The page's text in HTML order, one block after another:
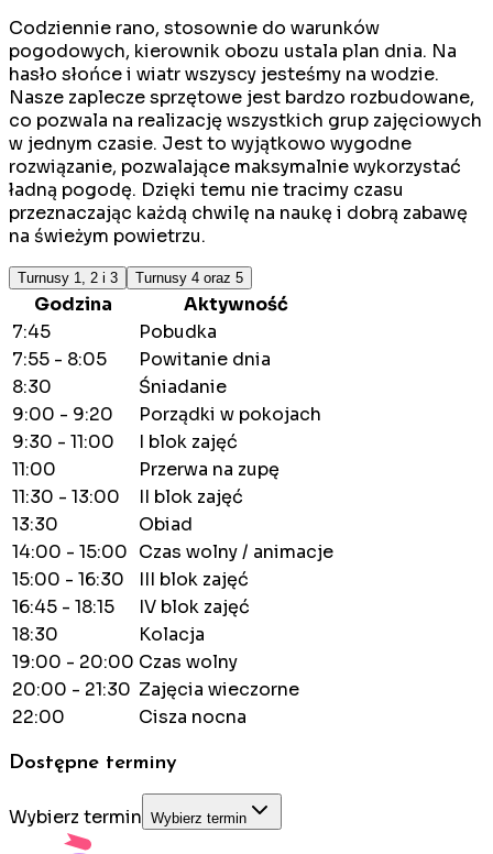
Codziennie rano, stosownie do warunków
pogodowych, kierownik obozu ustala plan dnia. Na
hasło słońce i wiatr wszyscy jesteśmy na wodzie.
Nasze zaplecze sprzętowe jest bardzo rozbudowane,
co pozwala na realizację wszystkich grup zajęciowych
w jednym czasie. Jest to wyjątkowo wygodne
rozwiązanie, pozwalające maksymalnie wykorzystać
ładną pogodę. Dzięki temu nie tracimy czasu
przeznaczając każdą chwilę na naukę i dobrą zabawę
na świeżym powietrzu.
Turnusy 1, 2 i 3 Turnusy 4 oraz 5
Godzina
Aktywność
7:45
Pobudka
7:55 - 8:05
Powitanie dnia
8:30
Śniadanie
9:00 - 9:20
Porządki w pokojach
9:30 - 11:00
I blok zajęć
11:00
Przerwa na zupę
11:30 - 13:00
II blok zajęć
13:30
Obiad
14:00 - 15:00 Czas wolny / animacje
15:00 - 16:30
III blok zajęć
16:45 - 18:15
IV blok zajęć
18:30
Kolacja
19:00 - 20:00 Czas wolny
20:00 - 21:30 Zajęcia wieczorne
22:00
Cisza nocna
Dostępne terminy
Wybierz termin Wybierz termin